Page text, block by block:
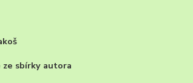
sbírky autora